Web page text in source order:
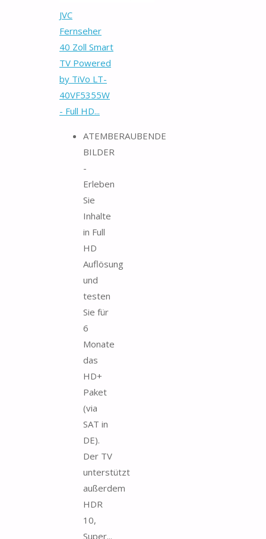
JVC
Fernseher
40 Zoll Smart
TV Powered
by TiVo LT-
40VF5355W
- Full HD...
ATEMBERAUBENDE
BILDER
-
Erleben
Sie
Inhalte
in Full
HD
Auflösung
und
testen
Sie für
6
Monate
das
HD+
Paket
(via
SAT in
DE).
Der TV
unterstützt
außerdem
HDR
10,
Super...